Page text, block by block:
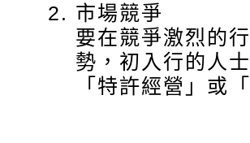
市場競爭
要在競爭激烈的
勢，初入行的人
「特許經營」或